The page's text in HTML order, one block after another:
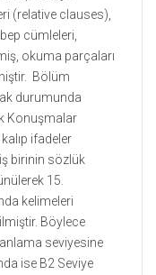
(relative clauses),
cümleleri,
okuma parçaları
Bölüm
durumunda
Konuşmalar
ifadeler
birinin sözlük
15.
kelimeleri
Böylece
seviyesine
ise B2 Seviye